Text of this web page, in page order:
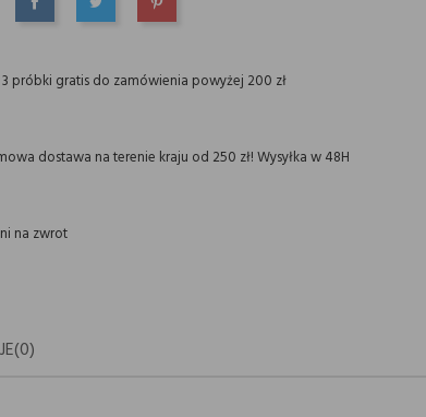
UDOSTĘPNIJTWEETUJPINTEREST
próbki gratis do zamówienia powyżej 200 zł
dostawa na terenie kraju od 250 zł! Wysyłka w 48H
na zwrot